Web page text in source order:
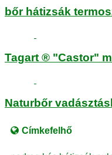
bőr hátizsák
Tagart ® "Castor"
Naturbőr
Címkefelhő